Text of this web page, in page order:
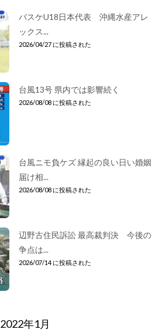
バスケU18日本代表 沖縄水産アレ
ックス...
2026/04/27 に投稿された
台風13号 県内では影響続く
2026/08/08 に投稿された
台風ニモ負ケズ 縁起の良い日い婚姻
届け相...
2026/08/08 に投稿された
辺野古住民訴訟 最高裁判決 今後の
争点は...
2026/07/14 に投稿された
2022年1月